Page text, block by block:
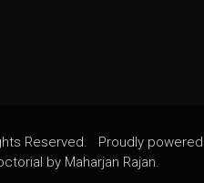
Reserved. Proudly powered
by Maharjan Rajan.